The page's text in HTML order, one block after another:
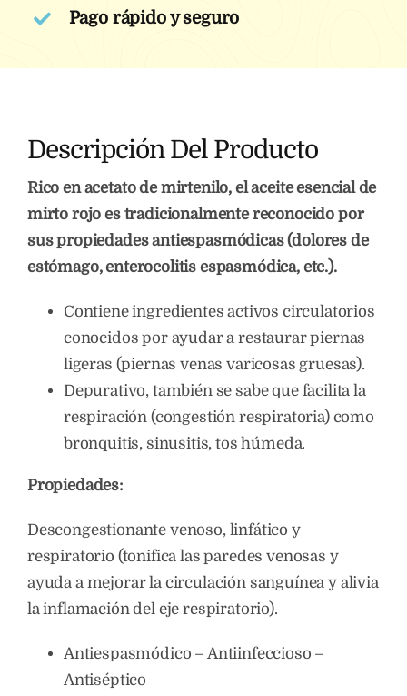
Pago rápido y seguro
Descripción Del Producto
Rico en acetato de mirtenilo, el aceite esencial de
mirto rojo es tradicionalmente reconocido por
sus propiedades antiespasmódicas (dolores de
estómago, enterocolitis espasmódica, etc.).
Contiene ingredientes activos circulatorios
conocidos por ayudar a restaurar piernas
ligeras (piernas venas varicosas gruesas).
Depurativo, también se sabe que facilita la
respiración (congestión respiratoria) como
bronquitis, sinusitis, tos húmeda.
Propiedades:
Descongestionante venoso, linfático y
respiratorio (tonifica las paredes venosas y
ayuda a mejorar la circulación sanguínea y alivia
la inflamación del eje respiratorio).
Antiespasmódico – Antiinfeccioso –
Antiséptico